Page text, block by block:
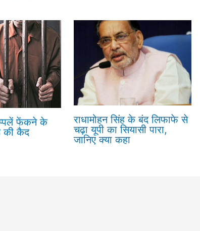
फेंकने के
की कैद
राधामोहन सिंह के बंद लिफाफे से
चढ़ा यूपी का सियासी पारा,
जानिए क्या कहा